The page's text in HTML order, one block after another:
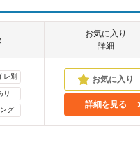
お気に入り
詳細
レ別
り
グ
詳細を見る